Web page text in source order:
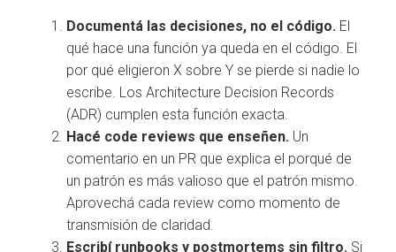
Documentá las decisiones, no el código. El
qué hace una función ya queda en el código. El
por qué eligieron X sobre Y se pierde si nadie lo
escribe. Los Architecture Decision Records
(ADR) cumplen esta función exacta.
Hacé code reviews que enseñen. Un
comentario en un PR que explica el porqué de
un patrón es más valioso que el patrón mismo.
Aprovechá cada review como momento de
transmisión de claridad.
Escribí runbooks y postmortems sin filtro. Si